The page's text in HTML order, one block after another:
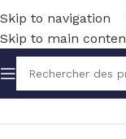
Skip to navigation
Skip to main
Accueil HYGIENE